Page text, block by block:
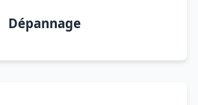
Dépannage